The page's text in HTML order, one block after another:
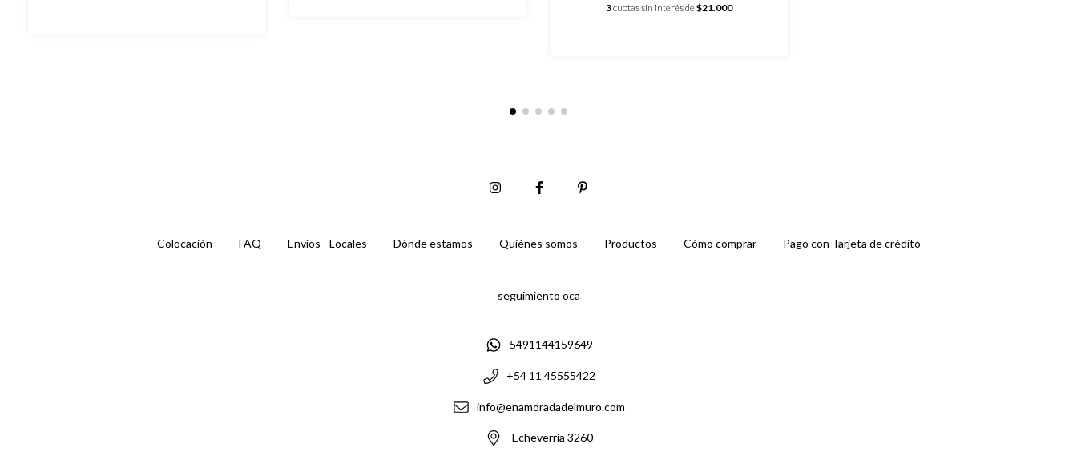
3cuotas sin interés de$21.000
Colocación FAQ Envíos - Locales Dónde estamos Quiénes somos Productos Cómo comprar Pago con Tarjeta de crédito
seguimiento oca
5491144159649
+54 11 45555422
info@enamoradadelmuro.com
Echeverría 3260